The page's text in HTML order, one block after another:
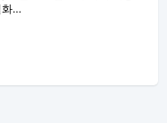
화…